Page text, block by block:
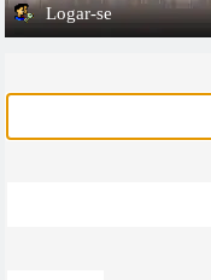
Logar-se